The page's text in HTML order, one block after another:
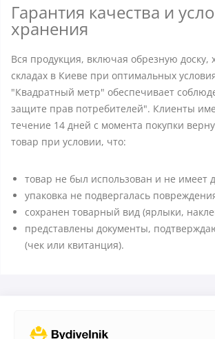
Гарантия качества и
хранения
Вся продукция, включая обрезную доску,
складах в Киеве при оптимальных
"Квадратный метр" обеспечивает
защите прав потребителей". Клиенты
течение 14 дней с момента покупки
товар при условии, что:
товар не был использован и не имеет
упаковка не подвергалась
сохранен товарный вид (ярлыки,
представлены документы,
(чек или квитанция).